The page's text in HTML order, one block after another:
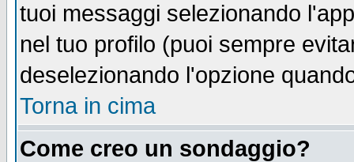
tuoi messaggi selezionando
nel tuo profilo (puoi sempre
deselezionando l'opzione
Torna in cima
Come creo un sondaggio?